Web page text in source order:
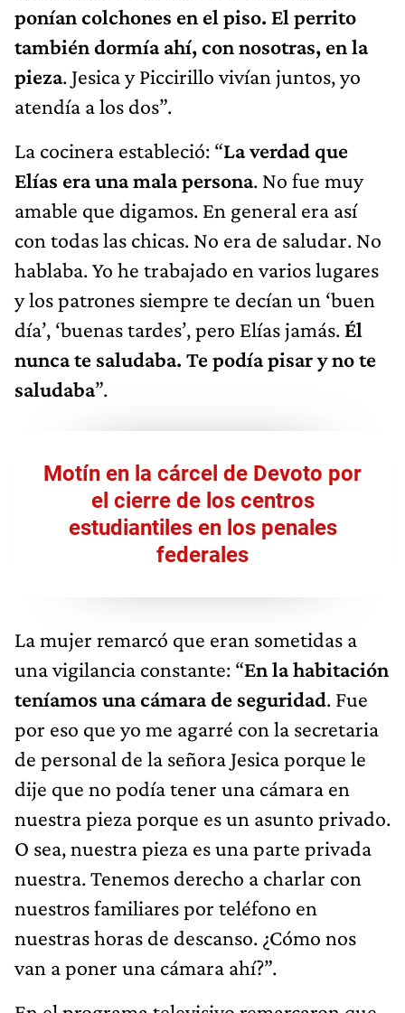
ponían colchones en el piso. El perrito
también dormía ahí, con nosotras, en la
pieza. Jesica y Piccirillo vivían juntos, yo
atendía a los dos”.
La cocinera estableció: “La verdad que
Elías era una mala persona. No fue muy
amable que digamos. En general era así
con todas las chicas. No era de saludar. No
hablaba. Yo he trabajado en varios lugares
y los patrones siempre te decían un ‘buen
día’, ‘buenas tardes’, pero Elías jamás. Él
nunca te saludaba. Te podía pisar y no te
saludaba”.
Motín en la cárcel de Devoto por
el cierre de los centros
estudiantiles en los penales
federales
La mujer remarcó que eran sometidas a
una vigilancia constante: “En la habitación
teníamos una cámara de seguridad. Fue
por eso que yo me agarré con la secretaria
de personal de la señora Jesica porque le
dije que no podía tener una cámara en
nuestra pieza porque es un asunto privado.
O sea, nuestra pieza es una parte privada
nuestra. Tenemos derecho a charlar con
nuestros familiares por teléfono en
nuestras horas de descanso. ¿Cómo nos
van a poner una cámara ahí?”.